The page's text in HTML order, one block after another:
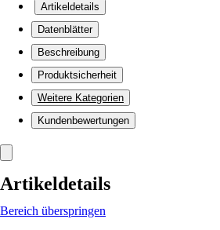
Artikeldetails
Datenblätter
Beschreibung
Produktsicherheit
Weitere Kategorien
Kundenbewertungen
Artikeldetails
Bereich überspringen